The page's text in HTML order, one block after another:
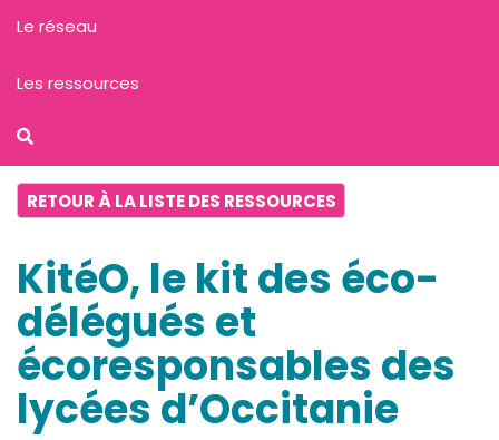
RETOUR À LA LISTE DES RESSOURCES
KitéO, le kit des éco-
délégués et
écoresponsables des
lycées d’Occitanie
Le réseau
Les ressources